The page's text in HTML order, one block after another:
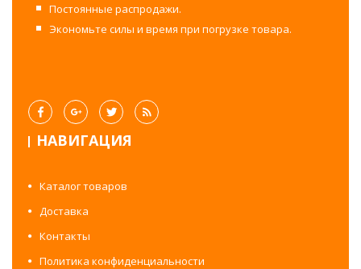
Постоянные распродажи.
Экономьте силы и время при погрузке товара.
НАВИГАЦИЯ
Каталог товаров
Доставка
Контакты
Политика конфиденциальности